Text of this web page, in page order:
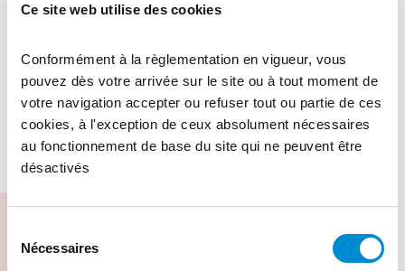
Ce site web utilise des cookies
Conformément à la règlementation en vigueur, vous
pouvez dès votre arrivée sur le site ou à tout moment de
votre navigation accepter ou refuser tout ou partie de ces
cookies, à l'exception de ceux absolument nécessaires
au fonctionnement de base du site qui ne peuvent être
désactivés
Nécessaires
Dimensions BAR Mn®
Gamme d’épaisseurs 5 – 30 mm
Largeur maxi 2 m